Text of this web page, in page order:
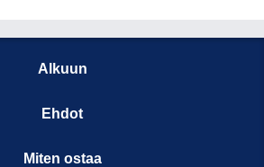
Alkuun
Ehdot
Miten ostaa